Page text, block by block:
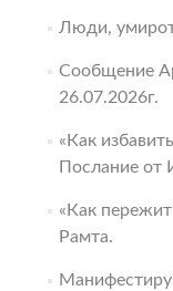
Люди,
Сообщение
26.07.2026г.
«Как
Послание от
«Как
Рамта.